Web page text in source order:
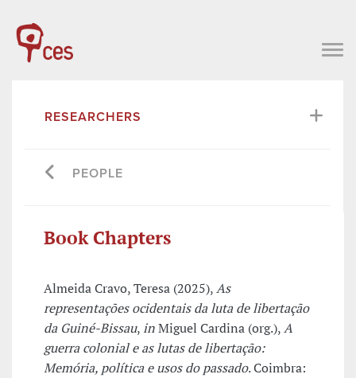
RESEARCHERS
PEOPLE
Book Chapters
Almeida Cravo, Teresa (2025),As
representações ocidentais da luta de libertação
da Guiné-Bissau,inMiguel Cardina (org.),A
guerra colonial e as lutas de libertação:
Memória, política e usos do passado. Coimbra: